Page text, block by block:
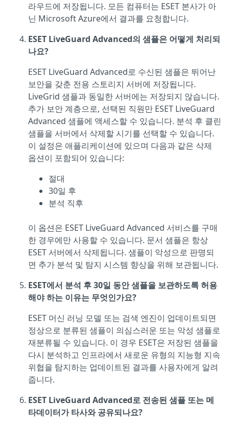
라우드에 저장됩니다. 모든 컴퓨터는 ESET 본사가 아
닌 Microsoft Azure에서 결과를 요청합니다.
ESET LiveGuard Advanced의 샘플은 어떻게 처리되
나요?
ESET LiveGuard Advanced로 수신된 샘플은 뛰어난
보안을 갖춘 전용 스토리지 서버에 저장됩니다.
LiveGrid 샘플과 동일한 서버에는 저장되지 않습니다.
추가 보안 계층으로, 선택된 직원만 ESET LiveGuard
Advanced 샘플에 액세스할 수 있습니다. 분석 후 클린
샘플을 서버에서 삭제할 시기를 선택할 수 있습니다.
이 설정은 애플리케이션에 있으며 다음과 같은 삭제
옵션이 포함되어 있습니다:
절대
30일 후
분석 직후
이 옵션은 ESET LiveGuard Advanced 서비스를 구매
한 경우에만 사용할 수 있습니다. 문서 샘플은 항상
ESET 서버에서 삭제됩니다. 샘플이 악성으로 판명되
면 추가 분석 및 탐지 시스템 향상을 위해 보관됩니다.
ESET에서 분석 후 30일 동안 샘플을 보관하도록 허용
해야 하는 이유는 무엇인가요?
ESET 머신 러닝 모델 또는 검색 엔진이 업데이트되면
정상으로 분류된 샘플이 의심스러운 또는 악성 샘플로
재분류될 수 있습니다. 이 경우 ESET은 저장된 샘플을
다시 분석하고 인프라에서 새로운 유형의 지능형 지속
위협을 탐지하는 업데이트된 결과를 사용자에게 알려
줍니다.
ESET LiveGuard Advanced로 전송된 샘플 또는 메
타데이터가 타사와 공유되나요?